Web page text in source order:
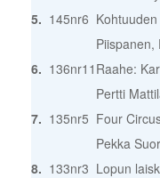
5. 145nr6
Piispanen,
6. 136nr11 Raahe:
Pertti
7. 135nr5 Four
Pekka
8. 133nr3 Lopun